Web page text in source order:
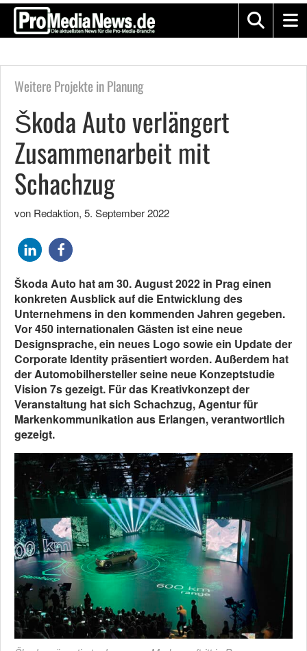
Weitere Projekte in Planung
Škoda Auto verlängert
Zusammenarbeit mit
Schachzug
von Redaktion, 5. September 2022
Škoda Auto hat am 30. August 2022 in Prag einen
konkreten Ausblick auf die Entwicklung des
Unternehmens in den kommenden Jahren gegeben.
Vor 450 internationalen Gästen ist eine neue
Designsprache, ein neues Logo sowie ein Update der
Corporate Identity präsentiert worden. Außerdem hat
der Automobilhersteller seine neue Konzeptstudie
Vision 7s gezeigt. Für das Kreativkonzept der
Veranstaltung hat sich Schachzug, Agentur für
Markenkommunikation aus Erlangen, verantwortlich
gezeigt.